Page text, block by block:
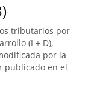
tributarios por
(I + D),
por la
publicado en el